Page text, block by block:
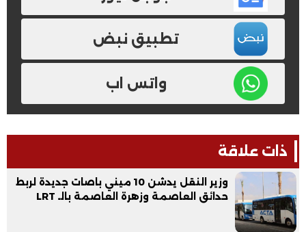
تطبيق نبض
واتس اب
ذات علاقة
وزير النقل يدشن 10 ميني باصات جديدة لربط
حدائق العاصمة وزهرة العاصمة بالـ LRT